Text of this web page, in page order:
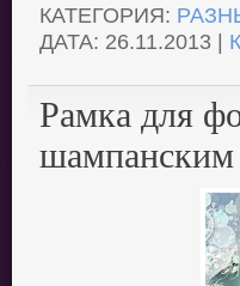
КАТЕГОРИЯ:
ДАТА: 26.11.2013 |
Рамка для
шампанским